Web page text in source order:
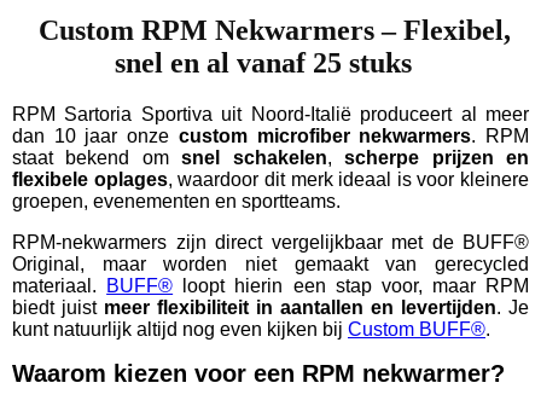
Custom RPM Nekwarmers – Flexibel,
snel en al vanaf 25 stuks
RPM Sartoria Sportiva uit Noord‑Italië produceert al meer
dan 10 jaar onze custom microfiber nekwarmers. RPM
staat bekend omsnel schakelen,scherpe prijzen en
flexibele oplages, waardoor dit merk ideaal is voor kleinere
groepen, evenementen en sportteams.
RPM‑nekwarmers zijn direct vergelijkbaar met de BUFF®
Original, maar worden niet gemaakt van gerecycled
materiaal.
BUFF® loopt hierin een stap voor, maar RPM
biedt juist meer flexibiliteit in aantallen en levertijden. Je
kunt natuurlijk altijd nog even kijken bij Custom BUFF®.
Waarom kiezen voor een RPM nekwarmer?